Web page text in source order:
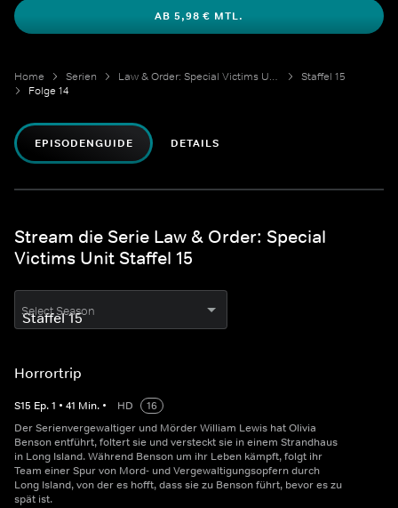
AB 5,98 € MTL.
Home Serien Law & Order: Special Victims Unit
Staffel 15
Folge 14
EPISODENGUIDE DETAILS
Stream die Serie Law & Order: Special
Victims Unit Staffel 15
Select Season
Horrortrip
S15 Ep.1 • 41 Min. • HD
16
Der Serienvergewaltiger und Mörder William Lewis hat Olivia
Benson entführt, foltert sie und versteckt sie in einem Strandhaus
in Long Island. Während Benson um ihr Leben kämpft, folgt ihr
Team einer Spur von Mord- und Vergewaltigungsopfern durch
Long Island, von der es hofft, dass sie zu Benson führt, bevor es zu
spät ist.